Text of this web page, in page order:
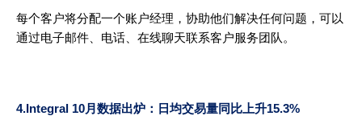
每个客户将分配一个账户经理，协助他们解决任何问题，可以
通过电子邮件、电话、在线聊天联系客户服务团队。
4.Integral 10月数据出炉：日均交易量同比上升15.3%